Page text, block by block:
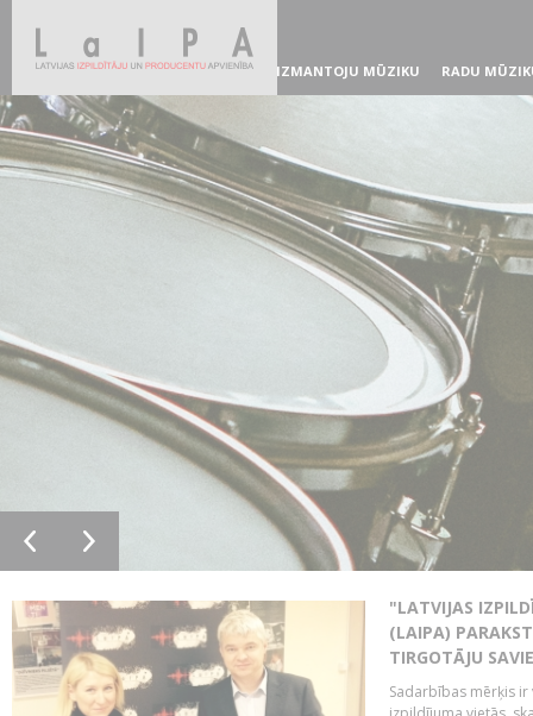
IZMANTOJU MŪZIKU RADU
"LATVIJAS
(LAIPA)
TIRGOTĀJU
Sadarbības mērķis